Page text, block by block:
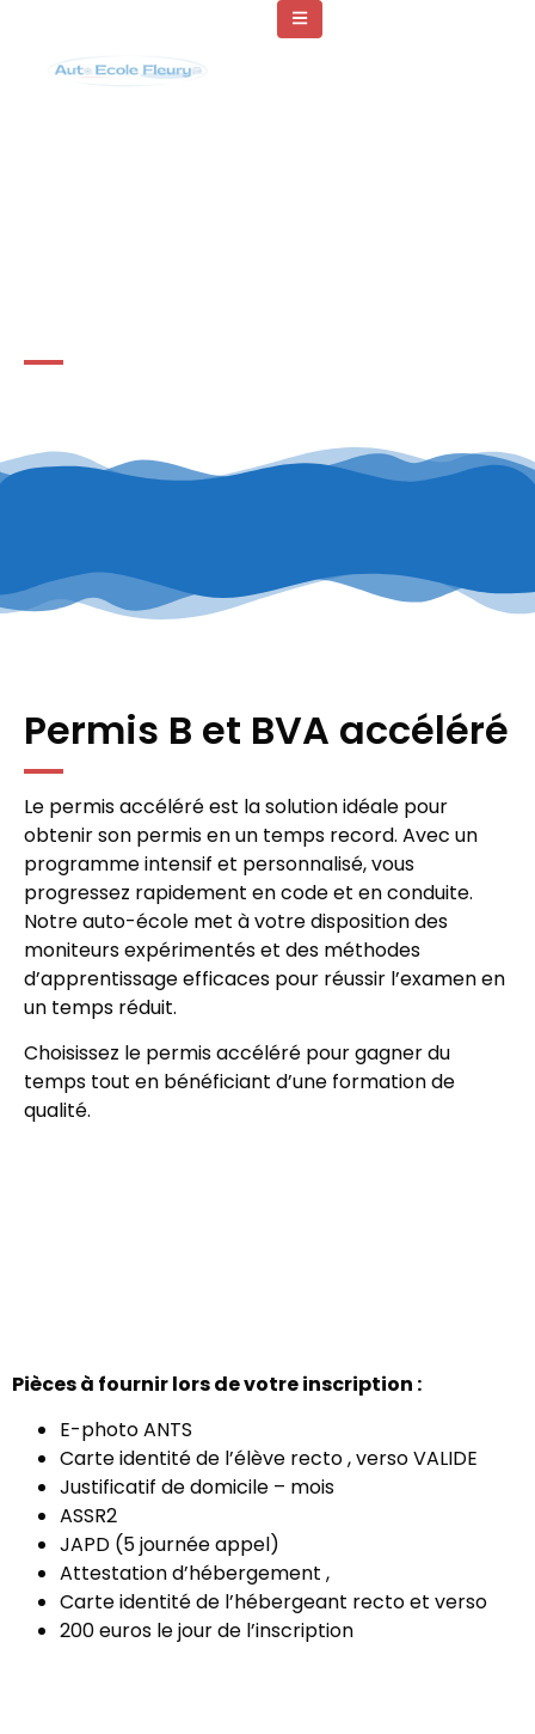
Permis B et BVA accéléré
Le permis accéléré est la solution idéale pour
obtenir son permis en un temps record. Avec un
programme intensif et personnalisé, vous
progressez rapidement en code et en conduite.
Notre auto-école met à votre disposition des
moniteurs expérimentés et des méthodes
d’apprentissage efficaces pour réussir l’examen en
un temps réduit.
Choisissez le permis accéléré pour gagner du
temps tout en bénéficiant d’une formation de
qualité.
Pièces à fournir lors de votre inscription :
E-photo ANTS
Carte identité de l’élève recto , verso VALIDE
Justificatif de domicile – mois
ASSR2
JAPD (5 journée appel)
Attestation d’hébergement ,
Carte identité de l’hébergeant recto et verso
200 euros le jour de l’inscription